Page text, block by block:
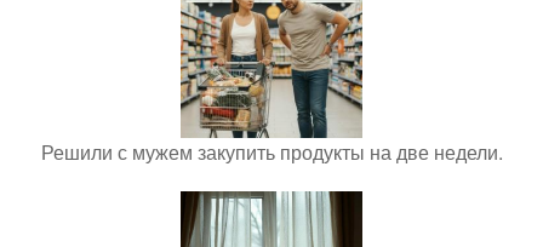
Решили с мужем закупить продукты на две недели.